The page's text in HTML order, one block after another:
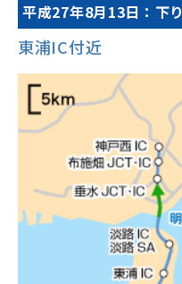
平成27年8月13日：下り
東浦IC付近
0 2 4 6 8 10
予測渋滞長
最大約15km
渋滞通過所要時間
最大約45分